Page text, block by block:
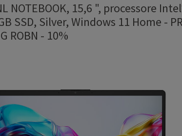
NOTEBOOK, 15,6 ", processore
SSD, Silver, Windows 11 Home -
ROBN - 10%